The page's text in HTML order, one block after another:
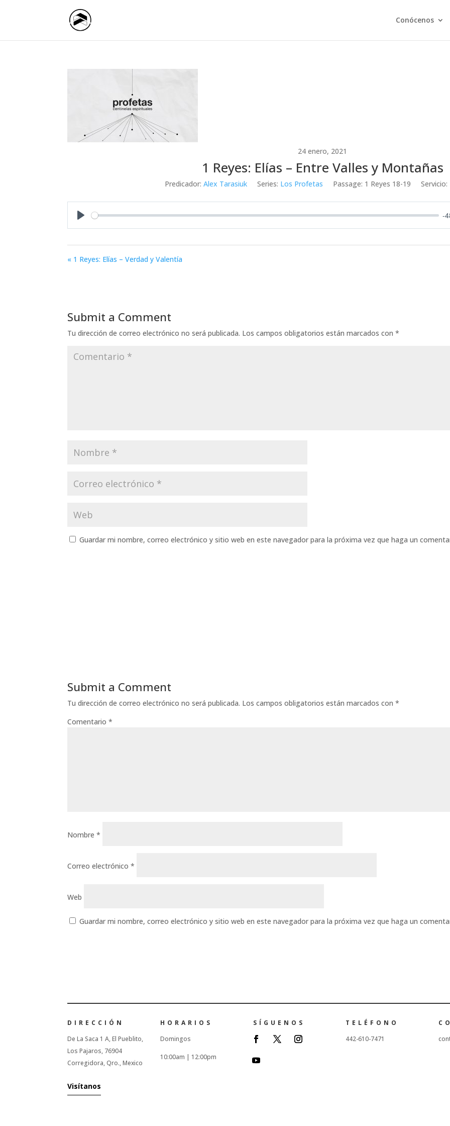
Conócenos
24 enero, 2021
1 Reyes: Elías – Entre Valles y Montañas
Predicador: Alex Tarasiuk Series: Los Profetas Passage: 1 Reyes 18-19 Servicio:
-
« 1 Reyes: Elías – Verdad y Valentía
Submit a Comment
Tu dirección de correo electrónico no será publicada. Los campos obligatorios están marcados con*
Guardar mi nombre, correo electrónico y sitio web en este navegador para la próxima vez que haga un
Submit a Comment
Tu dirección de correo electrónico no será publicada. Los campos obligatorios están marcados con*
Comentario*
Nombre*
Correo electrónico*
Web
Guardar mi nombre, correo electrónico y sitio web en este navegador para la próxima vez que haga un
DIRECCIÓN
De La Saca 1 A, El Pueblito,
Los Pajaros, 76904
Corregidora, Qro., Mexico
Visítanos
HORARIOS
Domingos
10:00am | 12:00pm
SÍGUENOS
TELÉFONO
442-610-7471